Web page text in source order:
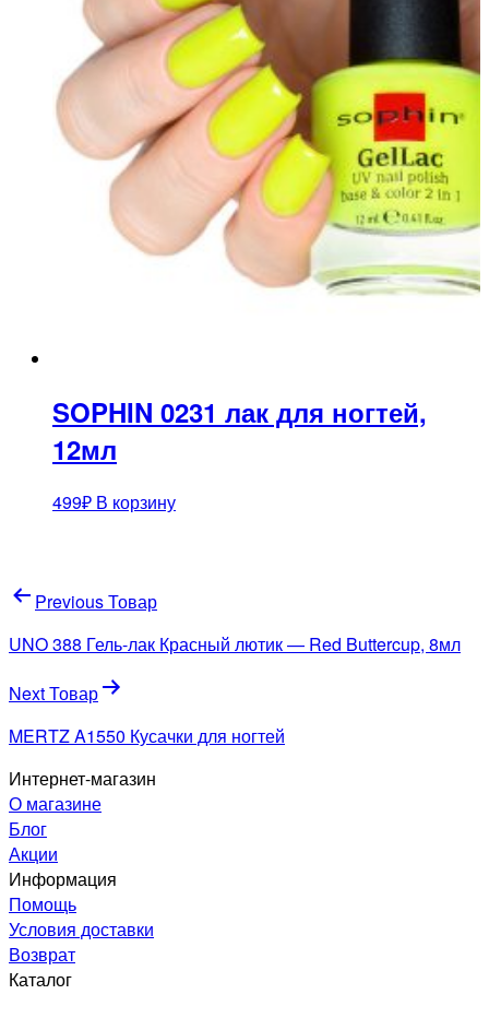
SOPHIN 0231 лак для ногтей,
12мл
499₽ В корзину
Навигация
по
записям
Previous Товар
UNO 388 Гель-лак Красный лютик — Red Buttercup, 8мл
Next Товар
MERTZ A1550 Кусачки для ногтей
Интернет-магазин
О магазине
Блог
Акции
Информация
Помощь
Условия доставки
Возврат
Каталог